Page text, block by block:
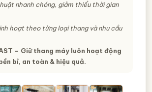
nhanh chóng, giảm thiểu thời gian
hoạt theo từng loại thang và nhu cầu
– Giữ thang máy luôn hoạt động
bỉ, an toàn & hiệu quả.